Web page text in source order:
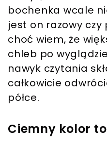
bochenka wcale
jest on razowy czy
choć wiem, że
chleb po
nawyk czytania
całkowicie
półce.
Ciemny kolor